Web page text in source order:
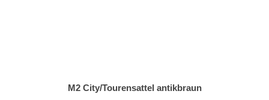
M2 City/Tourensattel antikbraun